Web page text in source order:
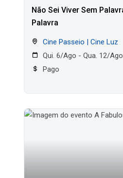
Não Sei Viver Sem
Palavra
Cine Passeio | Cine Luz
Qui. 6/Ago - Qua. 12/Ago
Pago